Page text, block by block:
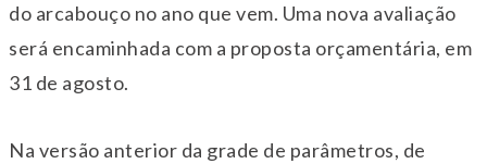
do arcabouço no ano que vem. Uma nova avaliação
será encaminhada com a proposta orçamentária, em
31 de agosto.
Na versão anterior da grade de parâmetros, de